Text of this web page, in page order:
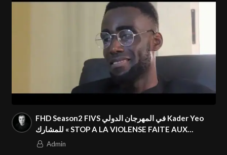
FHD Season2 FIVS في المهرجان الدولي Kader Yeo
للمشارك « STOP A LA VIOLENSE FAITE AUX
Admin